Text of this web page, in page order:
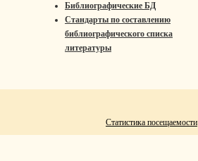
Библиографические БД
Стандарты по составлению
библиографического списка
литературы
Статистика посещаемости